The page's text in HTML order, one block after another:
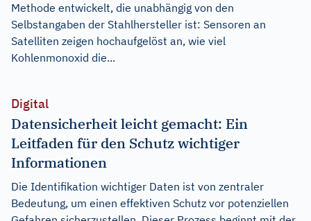
Methode entwickelt, die unabhängig von den
Selbstangaben der Stahlhersteller ist: Sensoren an
Satelliten zeigen hochaufgelöst an, wie viel
Kohlenmonoxid die...
Digital
Datensicherheit leicht gemacht: Ein
Leitfaden für den Schutz wichtiger
Informationen
Die Identifikation wichtiger Daten ist von zentraler
Bedeutung, um einen effektiven Schutz vor potenziellen